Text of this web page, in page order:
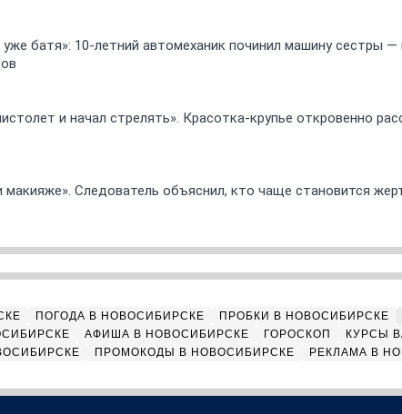
уже батя»: 10-летний автомеханик починил машину сестры
и начал стрелять». Красотка-крупье откровенно
Следователь объяснил, кто чаще становится
ПОГОДА В НОВОСИБИРСКЕ
ПРОБКИ В НОВОСИБИРСКЕ
АФИША В НОВОСИБИРСКЕ ГОРОСКОП
КУРСЫ
ПРОМОКОДЫ В НОВОСИБИРСКЕ РЕКЛАМА В